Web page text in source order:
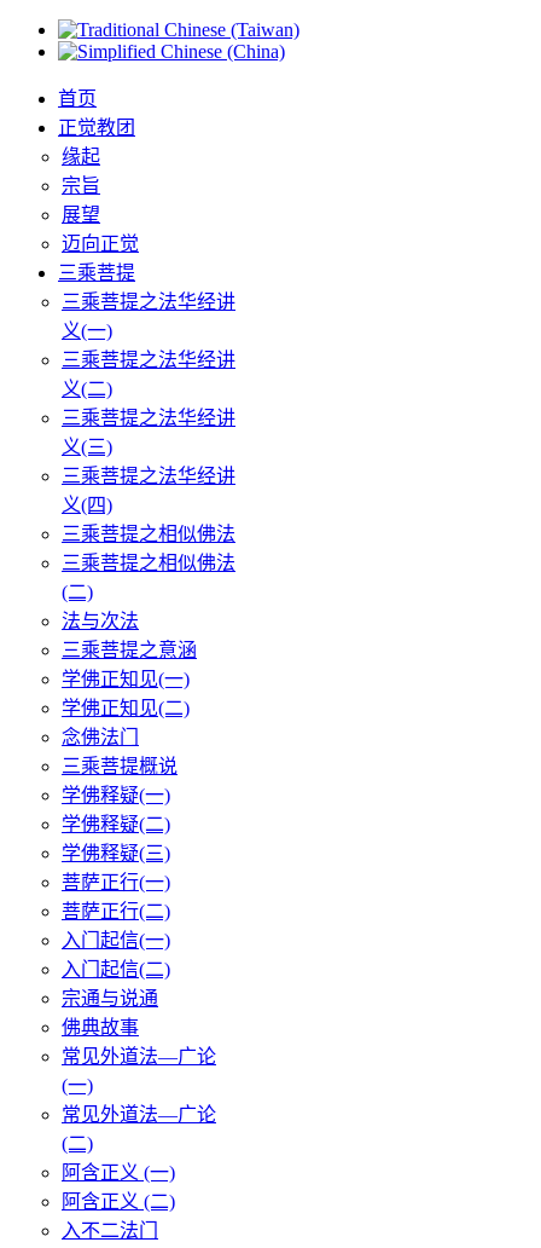
首页
正觉教团
缘起
宗旨
展望
迈向正觉
三乘菩提
三乘菩提之法华经讲
义(一)
三乘菩提之法华经讲
义(二)
三乘菩提之法华经讲
义(三)
三乘菩提之法华经讲
义(四)
三乘菩提之相似佛法
三乘菩提之相似佛法
(二)
法与次法
三乘菩提之意涵
学佛正知见(一)
学佛正知见(二)
念佛法门
三乘菩提概说
学佛释疑(一)
学佛释疑(二)
学佛释疑(三)
菩萨正行(一)
菩萨正行(二)
入门起信(一)
入门起信(二)
宗通与说通
佛典故事
常见外道法—广论
(一)
常见外道法—广论
(二)
阿含正义 (一)
阿含正义 (二)
入不二法门